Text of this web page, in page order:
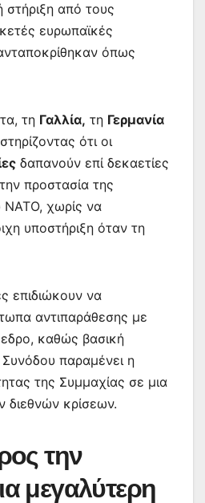
στήριξη από τους
ευρωπαϊκές
όπως
τη Γαλλία, τη Γερμανία
ότι οι
δαπανούν επί δεκαετίες
προστασία της
χωρίς να
υποστήριξη όταν τη
επιδιώκουν να
αντιπαράθεσης με
καθώς βασική
παραμένει η
της Συμμαχίας σε μια
διεθνών κρίσεων.
την
μεγαλύτερη